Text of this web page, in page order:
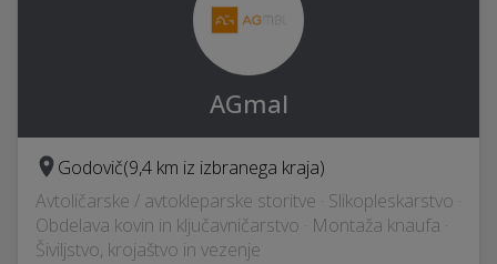
AGmal
Godovič(9,4 km iz izbranega kraja)
Avtoličarske / avtokleparske storitve · Slikopleskarstvo ·
Obdelava kovin in ključavničarstvo · Montaža knaufa ·
Šiviljstvo, krojaštvo in vezenje